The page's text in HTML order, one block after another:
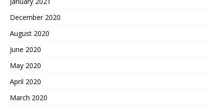
December 2020
August 2020
June 2020
May 2020
April 2020
March 2020